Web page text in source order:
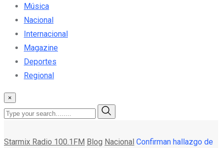
Música
Nacional
Internacional
Magazine
Deportes
Regional
×
Starmix Radio 100.1FM Blog Nacional Confirman hallazgo de